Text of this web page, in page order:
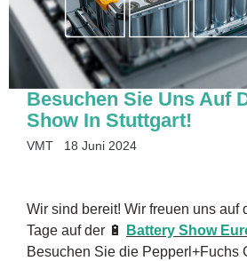
Besuchen Sie Uns Auf
Show In Stuttgart!
VMT 18 Juni 2024
Wir sind bereit! Wir freuen uns auf
Tage auf der 🔋
Battery Show
Besuchen Sie die Pepperl+Fuchs